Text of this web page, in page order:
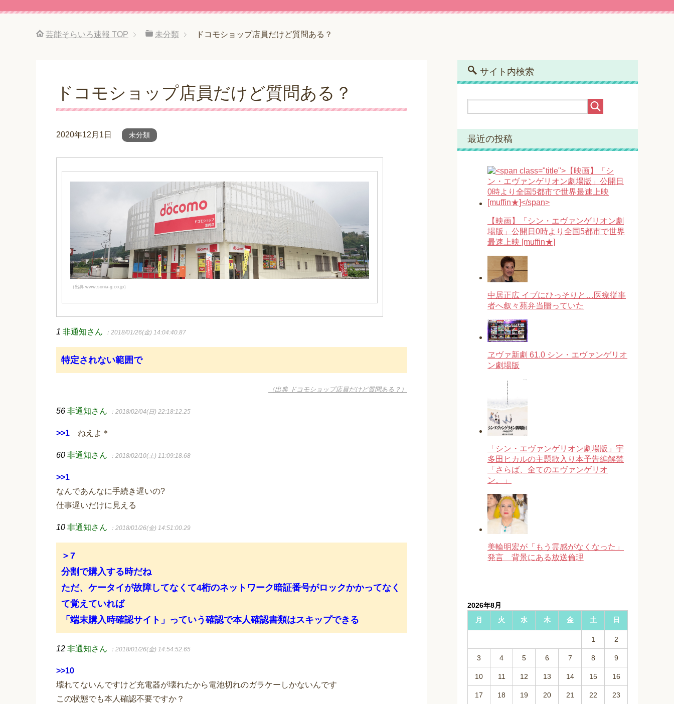
芸能そらいろ速報 TOP 未分類 ドコモショップ店員だけど質問ある？
ドコモショップ店員だけど質問ある？
2020年12月1日 未分類
（出典 www.sonia-g.co.jp）
1 非通知さん ：2018/01/26(金) 14:04:40.87
特定されない範囲で
（出典 ドコモショップ店員だけど質問ある？）
56 非通知さん ：2018/02/04(日) 22:18:12.25
>>1 ねえよ＊
60 非通知さん ：2018/02/10(土) 11:09:18.68
>>1
なんであんなに手続き遅いの?
仕事遅いだけに見える
10 非通知さん ：2018/01/26(金) 14:51:00.29
＞7
分割で購入する時だね
ただ、ケータイが故障してなくて4桁のネットワーク暗証番号がロックかかってなく
て覚えていれば
「端末購入時確認サイト」っていう確認で本人確認書類はスキップできる
12 非通知さん ：2018/01/26(金) 14:54:52.65
>>10
壊れてないんですけど充電器が壊れたから電池切れのガラケーしかないんです
この状態でも本人確認不要ですか？
サイト内検索
最近の投稿
【映画】「シン・エヴァンゲリオン劇
場版」公開日0時より全国5都市で世界
最速上映 [muffin★]
中居正広 イブにひっそりと…医療従事
者へ叙々苑弁当贈っていた
ヱヴァ新劇 61.0 シン・エヴァンゲリオ
ン劇場版
「シン・エヴァンゲリオン劇場版」宇
多田ヒカルの主題歌入り本予告編解禁
「さらば、全てのエヴァンゲリオ
ン。」
美輪明宏が「もう霊感がなくなった」
発言 背景にある放送倫理
2026年8月
月
火 水 木 金 土 日
1 2
3 4 5 6 7 8 9
10 11 12 13 14 15 16
17 18 19 20 21 22 23